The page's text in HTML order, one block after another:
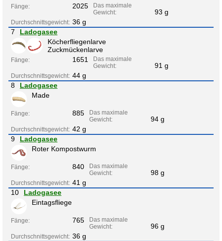
Fänge: 2025
Das maximale
Gewicht:
93 g
Durchschnittsgewicht: 36 g
7
Ladogasee
Köcherfliegenlarve
Zuckmückenlarve
Fänge: 1651
Das maximale
Gewicht:
91 g
Durchschnittsgewicht: 44 g
8
Ladogasee
Made
Fänge: 885
Das maximale
Gewicht:
94 g
Durchschnittsgewicht: 42 g
9
Ladogasee
Roter Kompostwurm
Fänge: 840
Das maximale
Gewicht:
98 g
Durchschnittsgewicht: 41 g
10
Ladogasee
Eintagsfliege
Fänge: 765
Das maximale
Gewicht:
96 g
Durchschnittsgewicht: 36 g